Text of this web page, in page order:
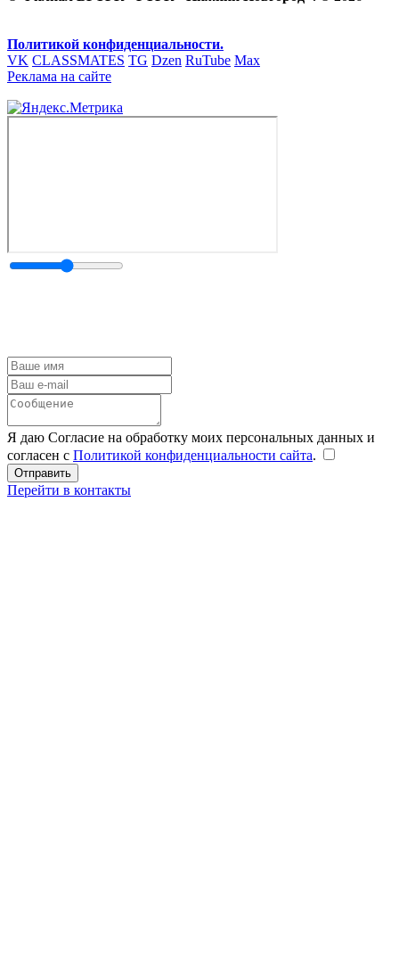
Политикой конфиденциальности.
VK CLASSMATES TG Dzen RuTube Max
Реклама на сайте
Я даю Согласие на обработку моих персональных данных и
согласен с Политикой конфиденциальности сайта.
Перейти в контакты